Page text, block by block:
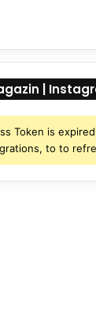
|
Token is
to to